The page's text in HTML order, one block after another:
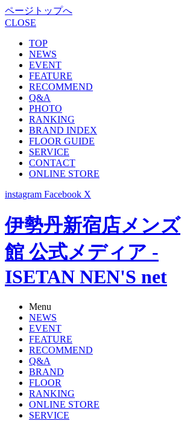
ページトップへ
CLOSE
TOP
NEWS
EVENT
FEATURE
RECOMMEND
Q&A
PHOTO
RANKING
BRAND INDEX
FLOOR GUIDE
SERVICE
CONTACT
ONLINE STORE
instagram Facebook X
伊勢丹新宿店メンズ
館 公式メディア -
ISETAN NEN'S net
Menu
NEWS
EVENT
FEATURE
RECOMMEND
Q&A
BRAND
FLOOR
RANKING
ONLINE STORE
SERVICE